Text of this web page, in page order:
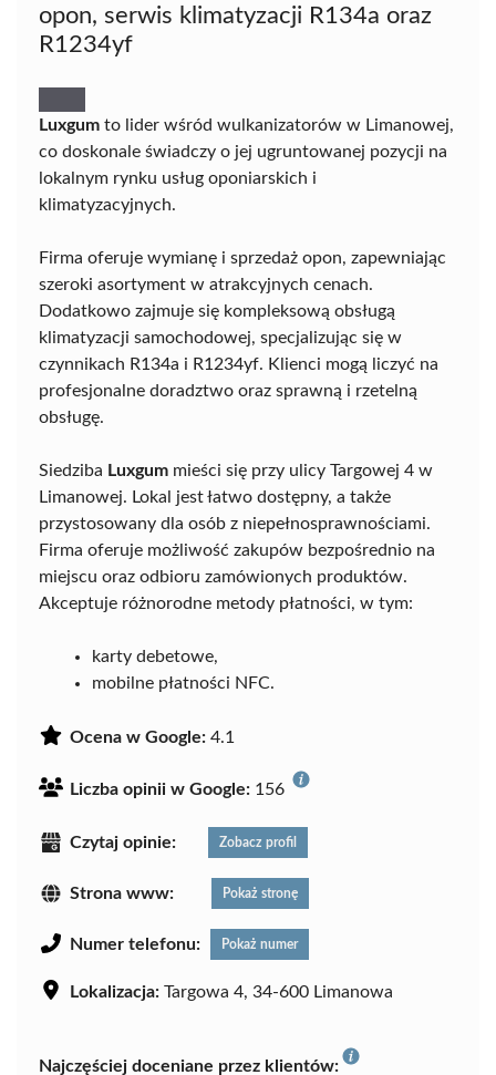
opon, serwis klimatyzacji R134a oraz
R1234yf
Luxgum to lider wśród wulkanizatorów w Limanowej,
co doskonale świadczy o jej ugruntowanej pozycji na
lokalnym rynku usług oponiarskich i
klimatyzacyjnych.
Firma oferuje wymianę i sprzedaż opon, zapewniając
szeroki asortyment w atrakcyjnych cenach.
Dodatkowo zajmuje się kompleksową obsługą
klimatyzacji samochodowej, specjalizując się w
czynnikach R134a i R1234yf. Klienci mogą liczyć na
profesjonalne doradztwo oraz sprawną i rzetelną
obsługę.
Siedziba Luxgum mieści się przy ulicy Targowej 4 w
Limanowej. Lokal jest łatwo dostępny, a także
przystosowany dla osób z niepełnosprawnościami.
Firma oferuje możliwość zakupów bezpośrednio na
miejscu oraz odbioru zamówionych produktów.
Akceptuje różnorodne metody płatności, w tym:
karty debetowe,
mobilne płatności NFC.
Ocena w Google: 4.1
Liczba opinii w Google: 156
Czytaj opinie: Zobacz profil
Strona www: Pokaż stronę
Numer telefonu: Pokaż numer
Lokalizacja: Targowa 4, 34-600 Limanowa
Najczęściej doceniane przez klientów: